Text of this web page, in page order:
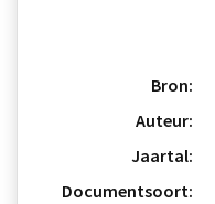
Bron:
Auteur:
Jaartal:
Documentsoort: